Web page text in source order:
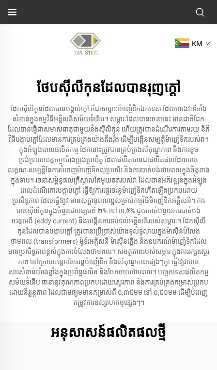
KM
ថែបសុីលីកុនដែលបានរុញក្តៅ
ដែកស៊ីលីកូនដែលបានបង្កាប់ក្តៅ គឺជាសម្ភារៈម៉ាញ៉េទិកឯកទេស ដែលលេងវាទីតាំង
សំខាន់ក្នុងកម្មវិធីអគ្គិសនីសម័យទំនើប។ សម្ភារៈដែលបានរចនានេះ មានជាតិដែក
ដែលបានធ្វើជាសមាសធាតុជាមួយនឹងស៊ីលីកូន ហើយត្រូវបានដំណើរការតាមរយៈនីតិ
វិធីបង្កាប់ក្តៅដែលមានការគ្រប់គ្រងយ៉ាងតឹងរ៉ឹង ដើម្បីបង្កើនសម្បត្តិម៉ាញ៉េទិករបស់វា។
ក្នុងអំឡុងពេលផលិតកម្ម ដែកនោះត្រូវបានគ្រប់គ្រងសីតុណ្ហភាព និងការខូច
ទ្រង់ទ្រាយយន្តកម្មយ៉ាងប្រុងប្រយ័ត្ន ដែលផលិតបានជាផលិតផលដែលមាន
លក្ខណៈសម្បត្តិនៃការបំពេញម៉ាញ៉េទិកល្អប្រសើរ និងការបាត់បង់ថាមពលក្នុងចិត្តខាង
ក្នុងទាប។ រចនាសម្ព័ន្ធផល់ក្រីស្តាល់តែមួយគត់របស់វា ដែលបានអភិវឌ្ឍន៍ក្នុងអំឡុង
ពេលដំណើរការបង្កាប់ក្តៅ ធ្វើឱ្យការផ្ទេរចរន្តម៉ាញ៉េទិកកើតឡើងប្រកបដោយ
ប្រសិទ្ធភាព ដែលធ្វើឱ្យវាមានសក្ដានុពលល្អសម្រាប់កម្មវិធីម៉ាញ៉េទិកអគ្គិសនី។ ការ
មានស៊ីលីកូនក្នុងចំនួនជាមធ្យមពី ២% ទៅ ៣,៥% ជួយកាត់បន្ថយការបាត់បង់
ចរន្តអេឌី (eddy current) និងបង្កើនការទប់ទល់អគ្គិសនីរបស់សម្ភារៈ។ ដែកស៊ីលី
កូនដែលបានបង្កាប់ក្តៅ ត្រូវបានប្រើប្រាស់យ៉ាងទូលំទូលាយក្នុងម៉ាស៊ីនបំលែង
ថាមពល (transformers) ម៉ូទ័រអគ្គិសនី ម៉ាស៊ីនភ្លើង និងឧបករណ៍ម៉ាញ៉េទិកដែល
មានប្រសិទ្ធភាពខ្ពស់ក្នុងការបំលែងថាមពល។ សមត្ថភាពរបស់សម្ភារៈក្នុងការរក្សាស្ថេរ
ភាព នៅក្រោមចន្លោះនៃចរន្តម៉ាញ៉េទិក និងសីតុណ្ហភាពផ្សេងៗគ្នា ធ្វើឱ្យវាមាន
សារសំខាន់យ៉ាងខ្លាំងក្នុងប្រព័ន្ធផលិត និងចែកចាយថាមពល។ បច្ចេកទេសផលិតកម្ម
សម័យទំនើប ធានានូវគុណភាពប្រកបដោយស្ថេរភាព និងការគ្រប់គ្រងកម្រាស់ប្រកប
ដោយនិរ្បន្តភាព ដែលជាមធ្យមមានកម្រាស់ពី ០,៣៥មម ទៅ ០,៥០មម ដើម្បីបំពេញ
តម្រូវការឧស្សាហកម្មផ្សេងៗ។
អនុសាសន៍ផលិតផលថ្មី